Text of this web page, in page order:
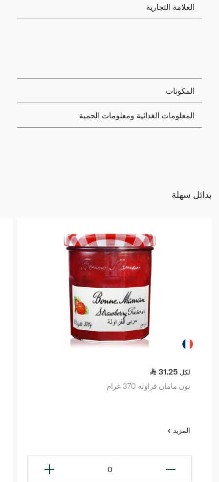
العلامة التجارية
المكونات
المعلومات الغذائية ومعلومات الحمية
بدائل سهلة
31.25 لكل
بون مامان فراولة 370 غرام
المزيد
0